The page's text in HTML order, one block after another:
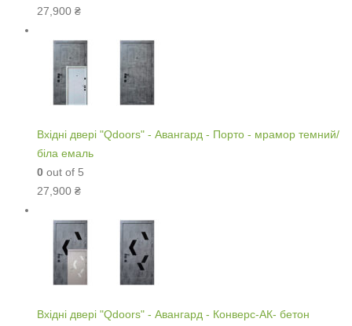
27,900 ₴
Вхідні двері "Qdoors" - Авангард - Порто - мрамор темний/
біла емаль
0 out of 5
27,900 ₴
Вхідні двері "Qdoors" - Авангард - Конверс-АК- бетон